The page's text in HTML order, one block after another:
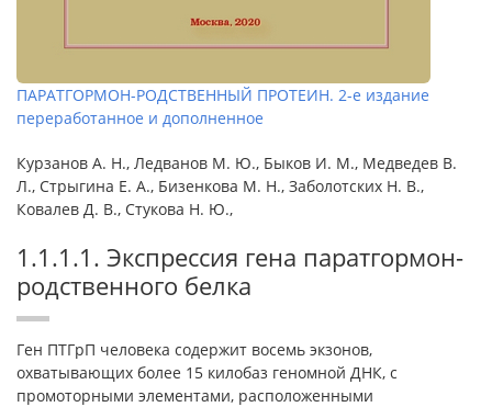
ПАРАТГОРМОН-РОДСТВЕННЫЙ ПРОТЕИН. 2-е издание
переработанное и дополненное
Курзанов А. Н., Ледванов М. Ю., Быков И. М., Медведев В.
Л., Стрыгина Е. А., Бизенкова М. Н., Заболотских Н. В.,
Ковалев Д. В., Стукова Н. Ю.,
1.1.1.1. Экспрессия гена паратгормон-
родственного белка
Ген ПТГрП человека содержит восемь экзонов,
охватывающих более 15 килобаз геномной ДНК, с
промоторными элементами, расположенными